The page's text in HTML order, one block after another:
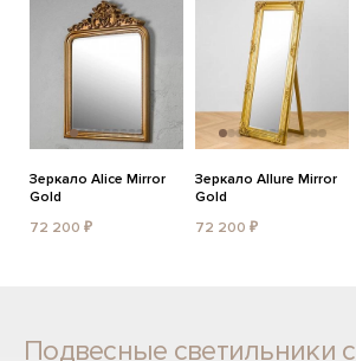
Зеркало Alice Mirror
Gold
72 200 ₽
Зеркало Allure Mirror
Gold
72 200 ₽
Подвесные светильники с